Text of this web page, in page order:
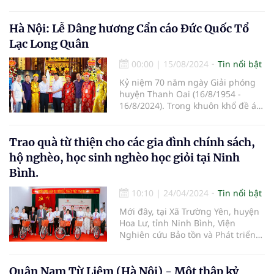
Hà Nội: Lễ Dâng hương Cẩn cáo Đức Quốc Tổ
Lạc Long Quân
00:00 | 15/08/2024
Tin nổi bật
Kỷ niệm 70 năm ngày Giải phóng
huyện Thanh Oai (16/8/1954 -
16/8/2024). Trong khuôn khổ đề án
Giáo hội Phật giáo Việt Nam, Hội
Nam y Việt Nam, và Chương trình
truyền thông Việt đồng hành cùng
động văn hóa cội nguồn đã được
triển khai trong suốt hai năm qua.
Trao quà từ thiện cho các gia đình chính sách,
hộ nghèo, học sinh nghèo học giỏi tại Ninh
Bình.
10:10 | 24/04/2024
Tin nổi bật
Mới đây, tại Xã Trường Yên, huyện
Hoa Lư, tỉnh Ninh Bình, Viện
Nghiên cứu Bảo tồn và Phát triển
dược học cổ truyền (thuộc Hội
Quận Nam Từ Liêm (Hà Nội) - Một thập kỷ